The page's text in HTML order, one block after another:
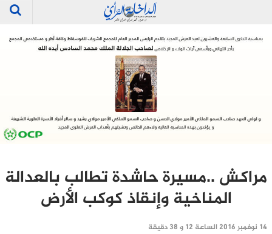
مراكش ..مسيرة حاشدة تطالب بالعدالة
المناخية وإنقاذ كوكب الأرض
14 نوفمبر 2016 الساعة 12 و 38 دقيقة